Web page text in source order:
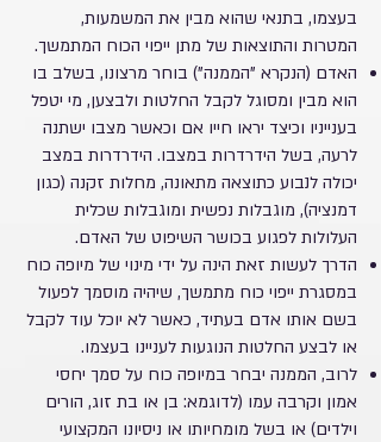
בעצמו, בתנאי שהוא מבין את המשמעות,
המטרות והתוצאות של מתן ייפוי הכוח המתמשך.
האדם (הנקרא "הממנה") בוחר מרצונו, בשלב בו
הוא מבין ומסוגל לקבל החלטות ולבצען, מי יטפל
בענייניו וכיצד יראו חייו אם וכאשר מצבו ישתנה
לרעה, בשל הידרדרות במצבו. הידרדרות במצב
יכולה לנבוע כתוצאה מתאונה, מחלות זקנה (כגון
דמנציה), מוגבלות נפשית ומוגבלות שכלית
העלולות לפגוע בכושר השיפוט של האדם.
הדרך לעשות זאת הינה על ידי מינוי של מיופה כוח
במסגרת ייפוי כוח מתמשך, שיהיה מוסמך לפעול
בשם אותו אדם בעתיד, כאשר לא יוכל עוד לקבל
או לבצע החלטות הנוגעות לעניינו בעצמו.
לרוב, הממנה יבחר במיופה כוח על סמך יחסי
אמון וקרבה עמו (לדוגמא: בן או בת זוג, הורים
וילדים) או בשל מומחיותו או ניסיונו המקצועי